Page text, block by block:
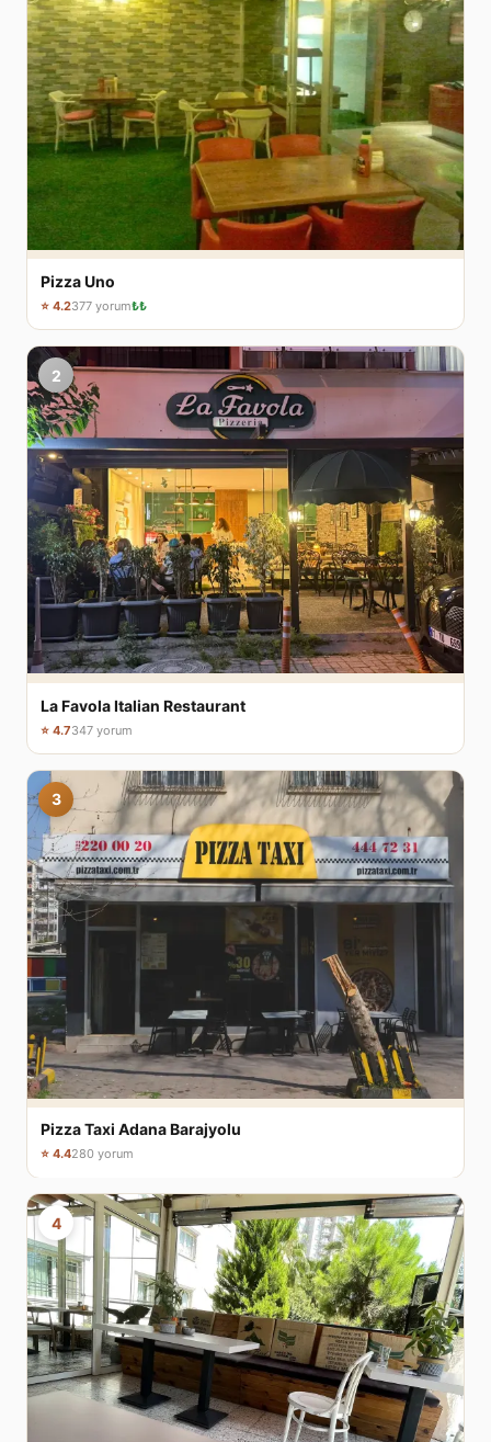
Pizza Uno
⭐ 4.2377 yorum₺₺
2
La Favola Italian Restaurant
⭐ 4.7347 yorum
3
Pizza Taxi Adana Barajyolu
⭐ 4.4280 yorum
4